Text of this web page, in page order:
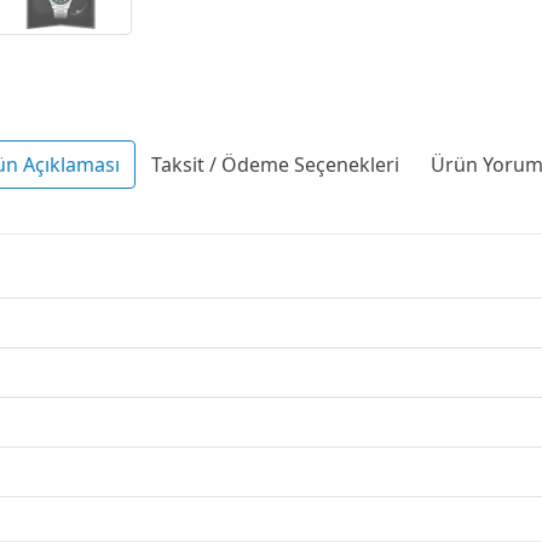
Açıklaması Taksit / Ödeme Seçenekleri Ürün